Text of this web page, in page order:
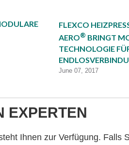
FLEXCO
AERO® BRINGT
TECHNOLOGIE
June 07, 2017
EXPERTEN
Ihnen zur Verfügung.